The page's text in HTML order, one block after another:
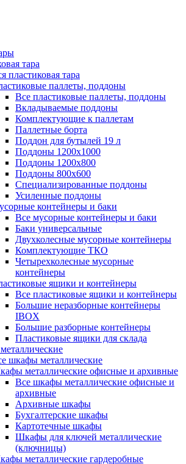
тара
пластиковая тара
паллеты, поддоны
Все пластиковые паллеты, поддоны
Вкладываемые поддоны
Комплектующие к паллетам
Паллетные борта
Поддон для бутылей 19 л
Поддоны 1200х1000
Поддоны 1200х800
Поддоны 800х600
Специализированные поддоны
Усиленные поддоны
контейнеры и баки
Все мусорные контейнеры и баки
Баки универсальные
Двухколесные мусорные контейнеры
Комплектующие ТКО
Четырехколесные мусорные
контейнеры
ящики и контейнеры
Все пластиковые ящики и контейнеры
Большие неразборные контейнеры
IBOX
Большие разборные контейнеры
Пластиковые ящики для склада
шкафы металлические
металлические офисные и архивные
Все шкафы металлические офисные и
архивные
Архивные шкафы
Бухгалтерские шкафы
Картотечные шкафы
Шкафы для ключей металлические
(ключницы)
металлические гардеробные